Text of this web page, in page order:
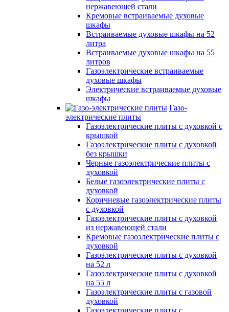
нержавеющей стали
Кремовые встраиваемые духовые
шкафы
Встраиваемые духовые шкафы на 52
литра
Встраиваемые духовые шкафы на 55
литров
Газоэлектрические встраиваемые
духовые шкафы
Электрические встраиваемые духовые
шкафы
Газо-
электрические плиты
Газоэлектрические плиты с духовкой с
крышкой
Газоэлектрические плиты с духовкой
без крышки
Черные газоэлектрические плиты с
духовкой
Белые газоэлектрические плиты с
духовкой
Коричневые газоэлектрические плиты
с духовкой
Газоэлектрические плиты с духовкой
из нержавеющей стали
Кремовые газоэлектрические плиты с
духовкой
Газоэлектрические плиты с духовкой
на 52 л
Газоэлектрические плиты с духовкой
на 55 л
Газоэлектрические плиты с газовой
духовкой
Газоэлектрические плиты с